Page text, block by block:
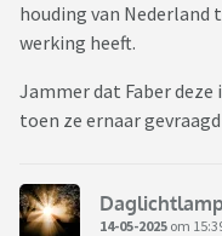
houding van Nederland
werking heeft.
Jammer dat Faber
toen ze ernaar
Daglichtlamp
14-05-2025 om